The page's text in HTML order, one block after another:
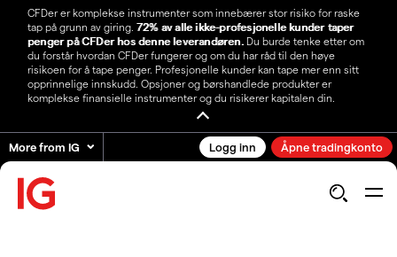
CFDer er komplekse instrumenter som innebærer stor risiko for raske
tap på grunn av giring. 72% av alle ikke-profesjonelle kunder taper
penger på CFDer hos denne leverandøren.Du burde tenke etter om
du forstår hvordan CFDer fungerer og om du har råd til den høye
risikoen for å tape penger. Profesjonelle kunder kan tape mer enn sitt
opprinnelige innskudd. Opsjoner og børshandlede produkter er
komplekse finansielle instrumenter og du risikerer kapitalen din.
More from IG Logg inn Åpne tradingkonto